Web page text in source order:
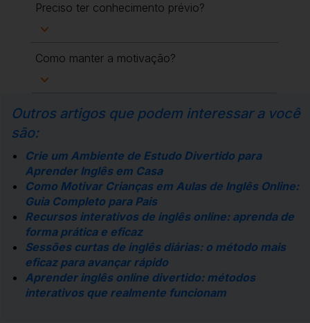
Preciso ter conhecimento prévio?
Como manter a motivação?
Outros artigos que podem interessar a você
são:
Crie um Ambiente de Estudo Divertido para
Aprender Inglês em Casa
Como Motivar Crianças em Aulas de Inglês Online:
Guia Completo para Pais
Recursos interativos de inglês online: aprenda de
forma prática e eficaz
Sessões curtas de inglês diárias: o método mais
eficaz para avançar rápido
Aprender inglês online divertido: métodos
interativos que realmente funcionam